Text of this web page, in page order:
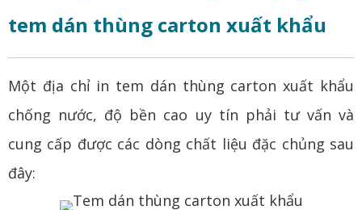
tem dán thùng carton xuất khẩu
Một địa chỉ in tem dán thùng carton xuất khẩu
chống nước, độ bền cao uy tín phải tư vấn và
cung cấp được các dòng chất liệu đặc chủng sau
đây: